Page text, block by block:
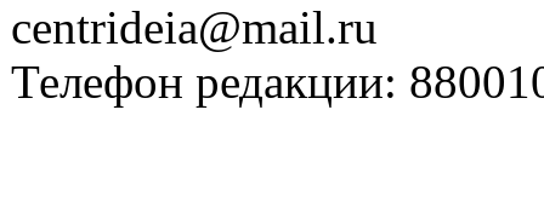
centrideia@mail.ru
Телефон редакции: